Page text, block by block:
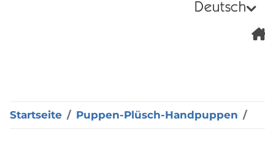
Deutsch
Startseite Puppen-Plüsch-Handpuppen